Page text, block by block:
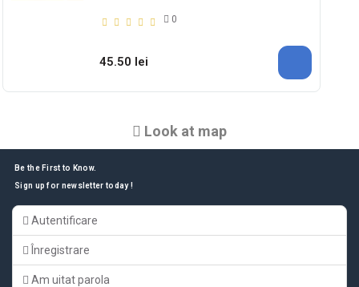
0
45.50 lei
Look at map
Be the First to Know.
Sign up for newsletter today !
Autentificare
Înregistrare
Am uitat parola